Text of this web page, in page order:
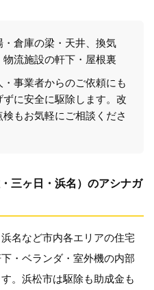
・倉庫の梁・天井、換気
流施設の軒下・屋根裏
・事業者からのご依頼にも
に安全に駆除します。改
もお気軽にご相談くださ
三ヶ日・浜名）のアシナガ
名など市内各エリアの住宅
・ベランダ・室外機の内部
。浜松市は駆除も助成金も